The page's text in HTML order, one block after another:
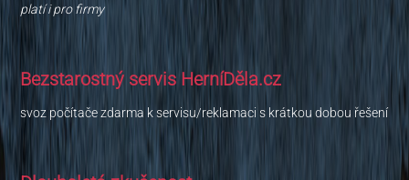
platí i pro firmy
Bezstarostný servis HerníDěla.cz
svoz počítače zdarma k servisu/reklamaci s krátkou dobou řešení